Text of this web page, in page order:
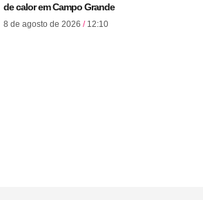
de calor em Campo Grande
8 de agosto de 2026 12:10